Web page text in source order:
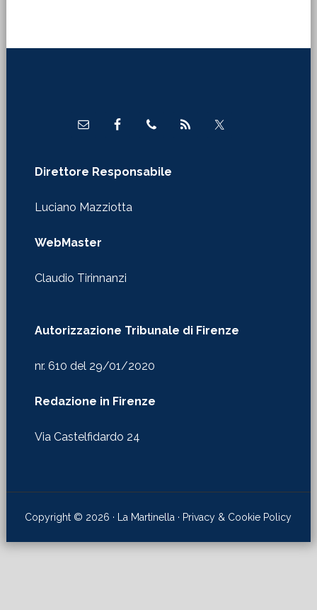
Direttore Responsabile
Luciano Mazziotta
WebMaster
Claudio Tirinnanzi
Autorizzazione Tribunale di Firenze
nr. 610 del 29/01/2020
Redazione in Firenze
Via Castelfidardo 24
Copyright © 2026 · La Martinella · Privacy & Cookie Policy